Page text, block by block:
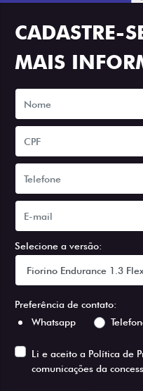
CADASTRE-
MAIS
Selecione a versão:
Preferência de contato:
Whatsapp
Li e aceito a Política de
comunicações da